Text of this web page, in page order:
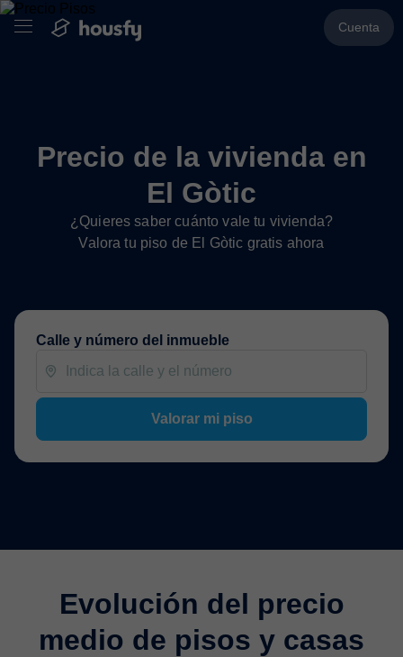
Cuenta
Precio de la vivienda en
El Gòtic
¿Quieres saber cuánto vale tu vivienda?
Valora tu piso de El Gòtic gratis ahora
Calle y número del inmueble
Valorar mi piso
Evolución del precio
medio de pisos y casas